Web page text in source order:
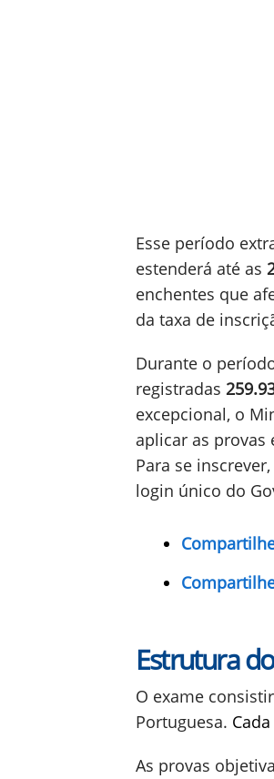
Educacionais
Ensino Médio
Esse período
enchentes que
da taxa de
Durante o
excepcional, o